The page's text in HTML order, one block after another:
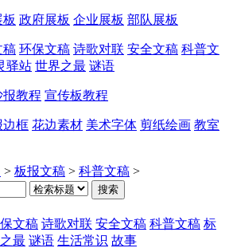
政府展板 企业展板 部队展板
稿 环保文稿 诗歌对联 安全文稿 科普文
驿站 世界之最 谜语
报教程 宣传板教程
边框 花边素材 美术字体 剪纸绘画 教室
> 板报文稿 > 科普文稿 >
搜索
文稿 诗歌对联 安全文稿 科普文稿 标
最 谜语 生活常识 故事